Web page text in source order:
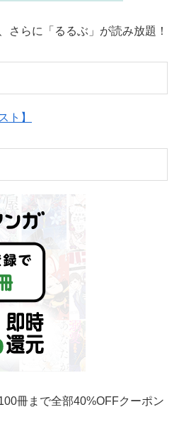
さらに「るるぶ」が読み放題！
ト】
冊まで全部40%OFFクーポン